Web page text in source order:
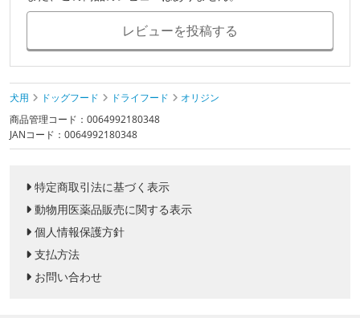
レビューを投稿する
犬用 ドッグフード ドライフード
オリジン
商品管理コード：0064992180348
JANコード：0064992180348
特定商取引法に基づく表示
動物用医薬品販売に関する表示
個人情報保護方針
支払方法
お問い合わせ